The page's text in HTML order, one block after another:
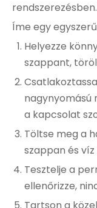
rendszerezésben.
Íme egy
Helyezze
szappant,
nagynyomású
a kapcsolat
Töltse meg a
szappan és
Tesztelje a
ellenőrizze,